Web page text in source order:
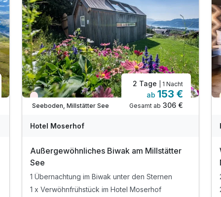
Nur noch Restplätze
Seeboden, Millstätter See
2 Tage | 1 Nacht
ab 153 €
Gesamt ab 306 €
Hotel Moserhof
Außergewöhnliches Biwak am Millstätter
See
1 Übernachtung im Biwak unter den Sternen
1 x Verwöhnfrühstück im Hotel Moserhof